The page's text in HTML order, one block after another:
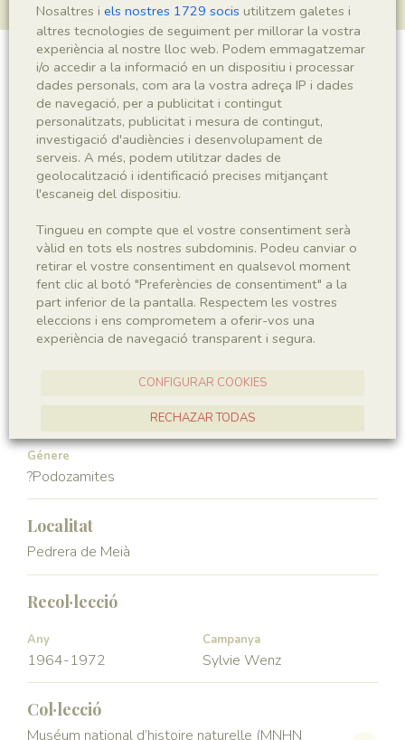
?Podozamites sp.
Sigla
MNHN 17538b
Taxonomia
Regne
Plantae
Phyllum
Spermatophyta
Subphyllum
Gymnospermae
Classe
Pinopsida
Podozamitaceae
Génere
?Podozamites
Localitat
Pedrera de Meià
Recol·lecció
Any
1964-1972
Campanya
Sylvie Wenz
Col·lecció
Muséum national d’histoire naturelle (MNHN
Nosaltres i els nostres 1729 socis utilitzem galetes i
altres tecnologies de seguiment per millorar la vostra
experiència al nostre lloc web. Podem emmagatzemar
i/o accedir a la informació en un dispositiu i processar
dades personals, com ara la vostra adreça IP i dades
de navegació, per a publicitat i contingut
personalitzats, publicitat i mesura de contingut,
investigació d'audiències i desenvolupament de
serveis. A més, podem utilitzar dades de
geolocalització i identificació precises mitjançant
l'escaneig del dispositiu.
Tingueu en compte que el vostre consentiment serà
vàlid en tots els nostres subdominis. Podeu canviar o
retirar el vostre consentiment en qualsevol moment
fent clic al botó "Preferències de consentiment" a la
part inferior de la pantalla. Respectem les vostres
eleccions i ens comprometem a oferir-vos una
experiència de navegació transparent i segura.
CONFIGURAR COOKIES
RECHAZAR TODAS
ACCEPTAR TOTES